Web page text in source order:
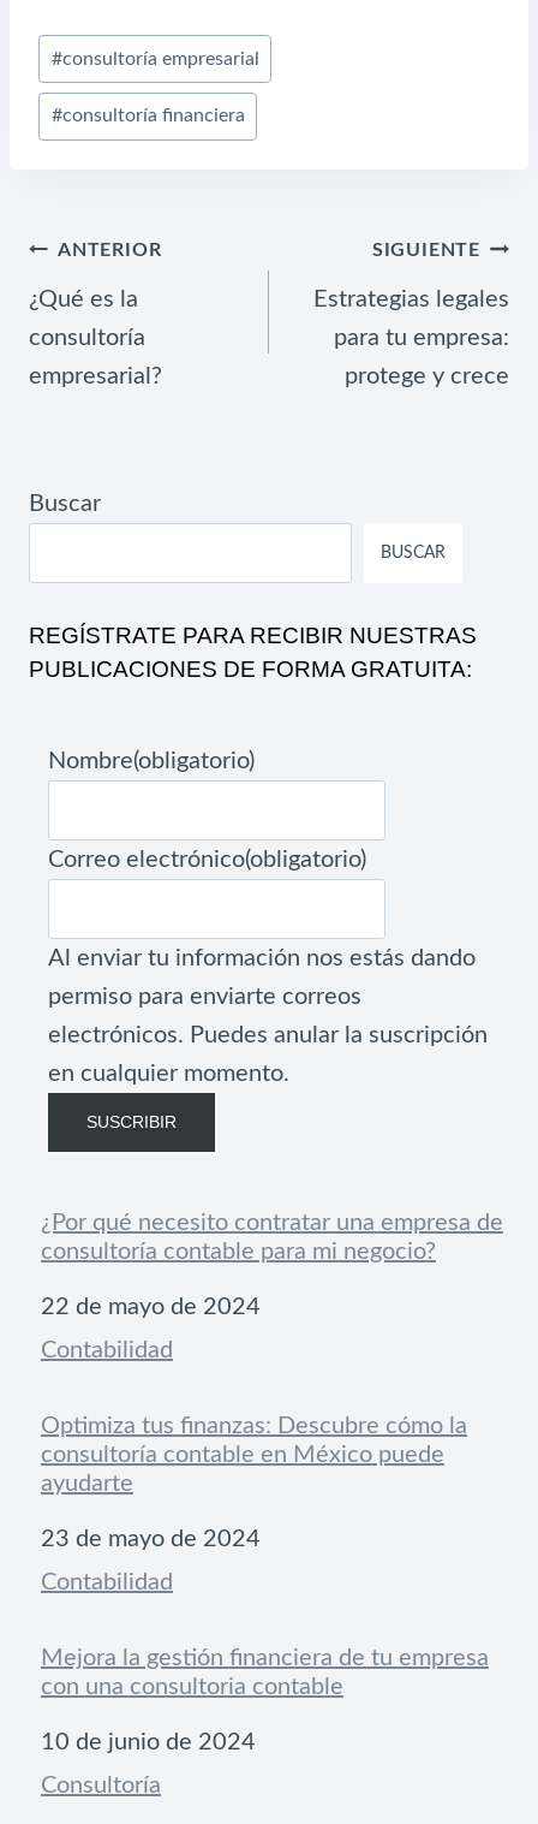
Etiquetas
de
la
#consultoría empresarial
#consultoría financiera
NAVEGACIÓN
ENTRADAS
ANTERIOR
¿Qué es la
consultoría
empresarial?
SIGUIENTE
Estrategias legales
para tu empresa:
protege y crece
Buscar
BUSCAR
REGÍSTRATE PARA RECIBIR NUESTRAS
PUBLICACIONES DE FORMA GRATUITA:
Nombre(obligatorio)
Correo electrónico(obligatorio)
Al enviar tu información nos estás dando
permiso para enviarte correos
electrónicos. Puedes anular la suscripción
en cualquier momento.
SUSCRIBIR
¿Por qué necesito contratar una empresa de
consultoría contable para mi negocio?
Fecha
22 de mayo de 2024
Respecto a
Contabilidad
Optimiza tus finanzas: Descubre cómo la
consultoría contable en México puede
ayudarte
Fecha
23 de mayo de 2024
Respecto a
Contabilidad
Mejora la gestión financiera de tu empresa
con una consultoria contable
Fecha
10 de junio de 2024
Respecto a
Consultoría